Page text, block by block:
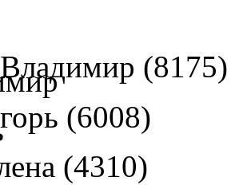
Владимир (8175)
(6008)
(4310)